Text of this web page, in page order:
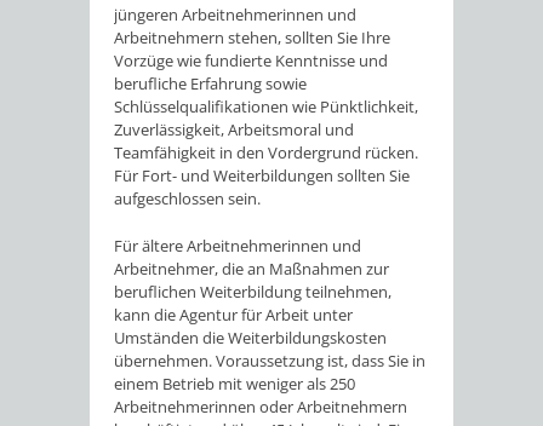
jüngeren Arbeitnehmerinnen und
Arbeitnehmern stehen, sollten Sie Ihre
Vorzüge wie fundierte Kenntnisse und
berufliche Erfahrung sowie
Schlüsselqualifikationen wie Pünktlichkeit,
Zuverlässigkeit, Arbeitsmoral und
Teamfähigkeit in den Vordergrund rücken.
Für Fort- und Weiterbildungen sollten Sie
aufgeschlossen sein.
Für ältere Arbeitnehmerinnen und
Arbeitnehmer, die an Maßnahmen zur
beruflichen Weiterbildung teilnehmen,
kann die Agentur für Arbeit unter
Umständen die Weiterbildungskosten
übernehmen. Voraussetzung ist, dass Sie in
einem Betrieb mit weniger als 250
Arbeitnehmerinnen oder Arbeitnehmern